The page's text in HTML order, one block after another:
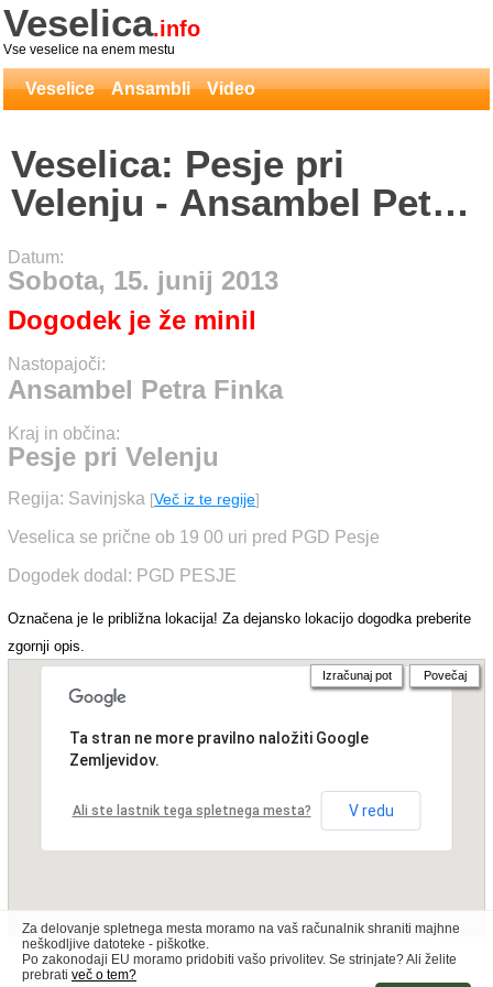
Veselica.info
Vse veselice na enem mestu
Veselice Ansambli Video
Veselica: Pesje pri
Velenju - Ansambel Petra
Finka
Datum:
Sobota, 15. junij 2013
Dogodek je že minil
Nastopajoči:
Ansambel Petra Finka
Kraj in občina:
Pesje pri Velenju
Regija: Savinjska [Več iz te regije]
Veselica se prične ob 19 00 uri pred PGD Pesje
Dogodek dodal: PGD PESJE
Označena je le približna lokacija! Za dejansko lokacijo dogodka preberite
zgornji opis.
Ta stran ne more pravilno naložiti Google
Zemljevidov.
Ali ste lastnik tega spletnega mesta? V redu
Izračunaj pot Povečaj
Za delovanje spletnega mesta moramo na vaš računalnik shraniti majhne
neškodljive datoteke - piškotke.
Po zakonodaji EU moramo pridobiti vašo privolitev. Se strinjate? Ali želite
prebrati več o tem?